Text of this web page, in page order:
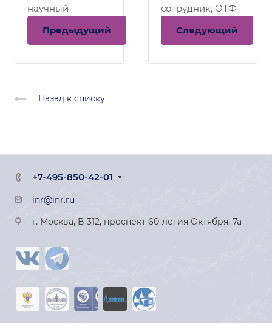
научный
Предыдущий
сотрудник, ОТФ
Следующий
Назад к списку
+7-495-850-42-01
inr@inr.ru
г. Москва, В-312, проспект 60-летия Октября, 7а